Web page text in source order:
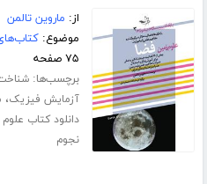
از: ماروین تالمن
موضوع:
۷۵ صفحه
برچسب‌ها:
آزمایش فیزیک،
دانلود کتاب
نجوم